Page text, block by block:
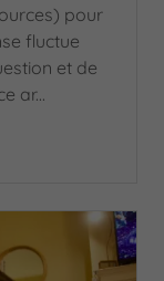
pour
fluctue
et de
ar...